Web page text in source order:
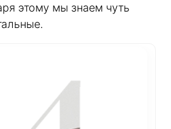
этому мы знаем чуть